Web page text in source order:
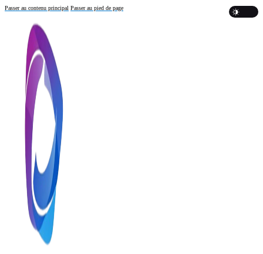
Passer au contenu principal Passer au pied de page